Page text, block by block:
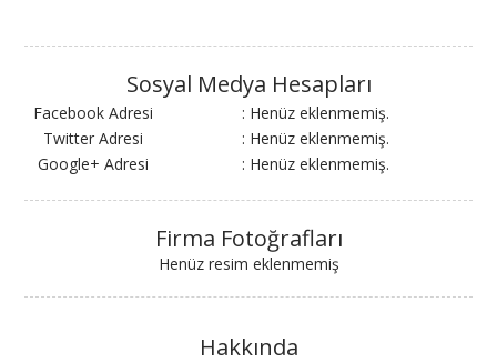
Sosyal Medya Hesapları
Facebook Adresi
: Henüz eklenmemiş.
Twitter Adresi
: Henüz eklenmemiş.
Google+ Adresi
: Henüz eklenmemiş.
Firma Fotoğrafları
Henüz resim eklenmemiş
Hakkında